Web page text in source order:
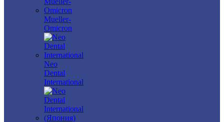
Mueller-
Omicron
Neo
Dental
International